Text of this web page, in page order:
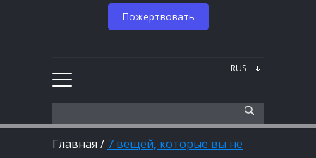
Пожертвовать
Главная / 7 вещей, которые вы не